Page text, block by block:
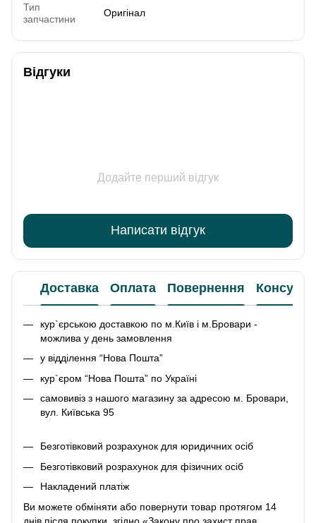
Тип
запчастини
Оригінал
Відгуки
Додайте перший відгук
Написати відгук
Доставка Оплата Повернення
кур`єрською доставкою по м.Київ і м.Бровари -
можлива у день замовлення
у відділення “Нова Пошта”
кур`єром “Нова Пошта” по Україні
самовивіз з нашого магазину за адресою м. Бровари,
вул. Київська 95
Безготівковий розрахунок для юридичних осіб
Безготівковий розрахунок для фізичних осіб
Накладений платіж
Ви можете обміняти або повернути товар протягом 14
днів після покупки, згідно «Закону про захист прав